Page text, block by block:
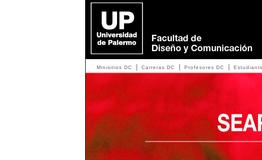
Minisitios DC Carreras DC Profesores DC